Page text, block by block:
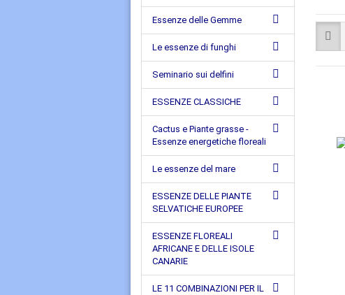
Essenze delle Gemme
Le essenze di funghi
Seminario sui delfini
ESSENZE CLASSICHE
Cactus e Piante grasse -
Essenze energetiche floreali
Le essenze del mare
ESSENZE DELLE PIANTE
SELVATICHE EUROPEE
ESSENZE FLOREALI
AFRICANE E DELLE ISOLE
CANARIE
LE 11 COMBINAZIONI PER IL